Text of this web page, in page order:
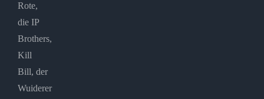
Rote,
die IP
Brothers,
Kill
Bill, der
Wuiderer